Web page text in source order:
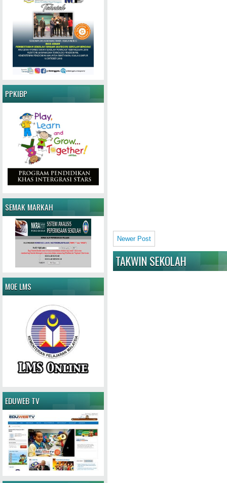
Newer Post
TAKWIN SEKOLAH
PPKIBP
SEMAK MARKAH
MOE LMS
EDUWEB TV